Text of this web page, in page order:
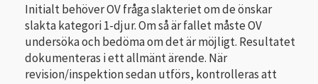
Initialt behöver OV fråga slakteriet om de önskar
slakta kategori 1-djur. Om så är fallet måste OV
undersöka och bedöma om det är möjligt. Resultatet
dokumenteras i ett allmänt ärende. När
revision/inspektion sedan utförs, kontrolleras att